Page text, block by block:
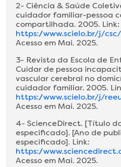
2- Ciência & Saúde
cuidador familiar-pessoa
compartilhada. 2005. Link:
https://www.scielo.br/j/
Acesso em Mai. 2025.
3- Revista da Escola de
Cuidar de pessoa
vascular cerebral no
cuidador familiar. 2005.
https://www.scielo.br/j/
Acesso em Mai. 2025.
4- ScienceDirect. [Título
especificado]. [Ano de
especificado]. Link:
https://
Acesso em Mai. 2025.